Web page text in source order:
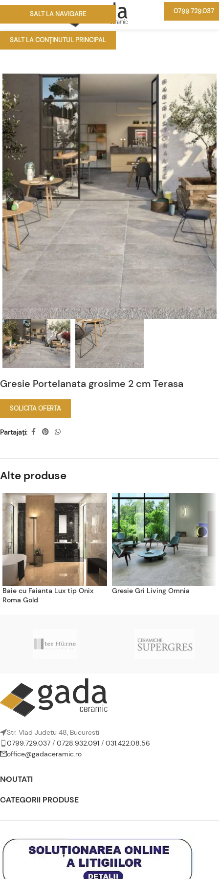
SALT LA NAVIGARE
SALT LA CONȚINUTUL PRINCIPAL
0799.729.037
Gresie Portelanata grosime 2 cm Terasa
SOLICITA OFERTA
Partajați:
Alte produse
Baie cu Faianta Lux tip Onix
Roma Gold
Gresie Gri Living Omnia
Str. Vlad Judetu 48, Bucuresti
0799.729.037 / 0728.932.091 / 031.422.08.56
office@gadaceramic.ro
NOUTATI
CATEGORII PRODUSE